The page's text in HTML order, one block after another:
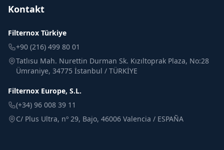
Kontakt
Filternox Türkiye
+90 (216) 499 80 01
Tatlısu Mah. Nurettin Durman Sk. Kızıltoprak Plaza, No:28
Ümraniye, 34775 İstanbul / TÜRKİYE
Filternox Europe, S.L.
(+34) 96 008 39 11
C/ Plus Ultra, nº 29, Bajo, 46006 Valencia / ESPAÑA